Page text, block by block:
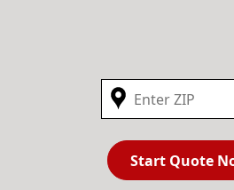
Start Quote